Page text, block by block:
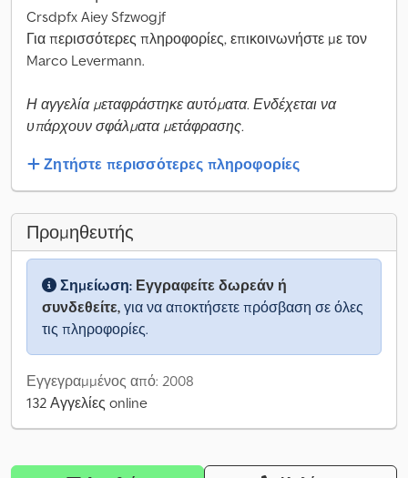
Crsdpfx Aiey Sfzwogjf
Για περισσότερες πληροφορίες, επικοινωνήστε με τον
Marco Levermann.
Η αγγελία μεταφράστηκε αυτόματα. Ενδέχεται να
υπάρχουν σφάλματα μετάφρασης.
Ζητήστε περισσότερες πληροφορίες
Προμηθευτής
Σημείωση: Εγγραφείτε δωρεάν ή
συνδεθείτε, για να αποκτήσετε πρόσβαση σε όλες
τις πληροφορίες.
Εγγεγραμμένος από: 2008
132 Αγγελίες online